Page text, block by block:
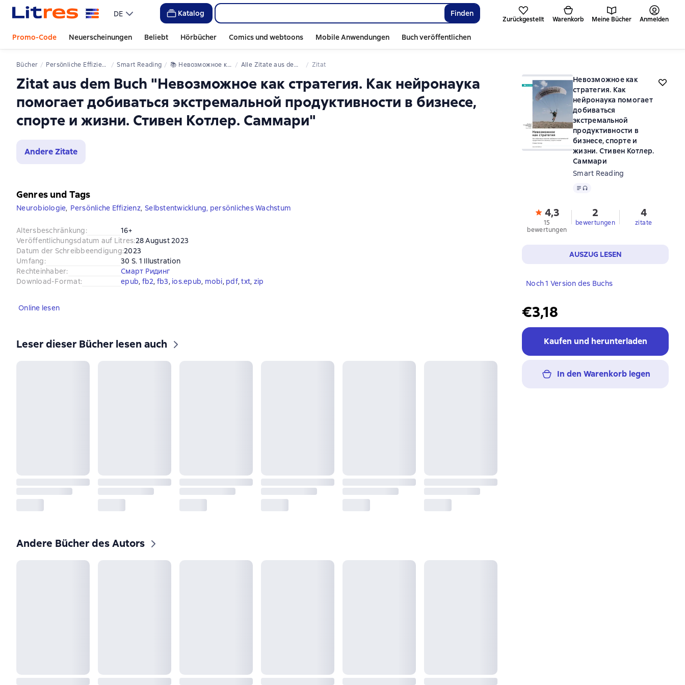
DE Katalog Finden
Zurückgestellt Warenkorb Meine Bücher Anmelden
Promo-Code Neuerscheinungen Beliebt Hörbücher Comics und webtoons Mobile Anwendungen Buch veröffentlichen
Bücher Persönliche Effizienz Smart Reading 📚 Невозможное как стратегия. Как нейронаука помогает добиваться экстремальной продуктивности в бизнесе, спорте и жизни. Стивен Котлер. Саммари Alle Zitate aus dem Buch Zitat
Zitat aus dem Buch "Невозможное как стратегия. Как нейронаука
помогает добиваться экстремальной продуктивности в бизнесе,
спорте и жизни. Стивен Котлер. Саммари"
Andere Zitate
Невозможное как
стратегия. Как
нейронаука помогает
добиваться
экстремальной
продуктивности в
бизнесе, спорте и
жизни. Стивен Котлер.
Саммари
Smart Reading
Text, Audioformat verfügbar
4,3
15
bewertungen
2
bewertungen
4
zitate
AUSZUG LESEN
Noch 1 Version des Buchs
€3,18
Kaufen und herunterladen
In den Warenkorb legen
Genres und Tags
Neurobiologie, Persönliche Effizienz, Selbstentwicklung, persönliches Wachstum
Altersbeschränkung:
16+
Veröffentlichungsdatum auf Litres:28 August 2023
Datum der Schreibbeendigung:2023
Umfang:
30 S. 1 Illustration
Rechteinhaber:
Смарт Ридинг
Download-Format: epub, fb2, fb3, ios.epub, mobi, pdf, txt, zip
Online lesen
Leser dieser Bücher lesen auch
Andere Bücher des Autors